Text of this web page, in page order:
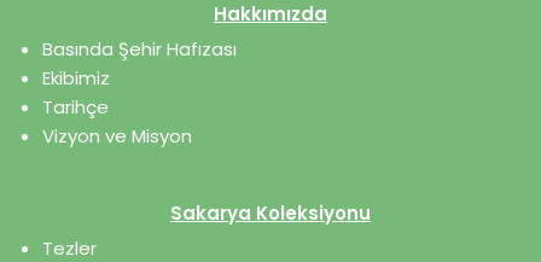
Hakkımızda
Basında Şehir Hafızası
Ekibimiz
Tarihçe
Vizyon ve Misyon
Sakarya Koleksiyonu
Tezler